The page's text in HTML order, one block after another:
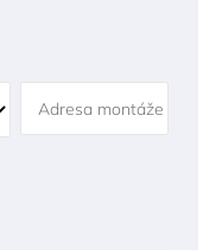
Adresa montáže